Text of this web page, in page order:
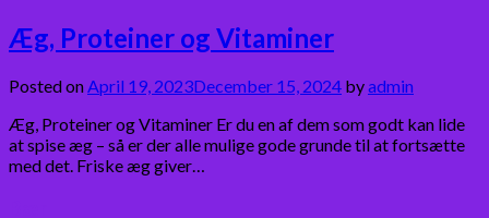
Æg, Proteiner og Vitaminer
Posted on April 19, 2023December 15, 2024 byadmin
Æg, Proteiner og Vitaminer Er du en af dem som godt kan lide
at spise æg – så er der alle mulige gode grunde til at fortsætte
med det. Friske æg giver…